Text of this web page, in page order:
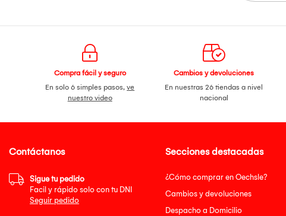
Compra fácil y seguro
En solo 6 simples pasos,ve
nuestro video
Cambios y devoluciones
En nuestras 26 tiendas a nivel
nacional
Secciones destacadas
¿Cómo comprar en Oechsle?
Cambios y devoluciones
Despacho a Domicilio
Contáctanos
Sigue tu pedido
Facil y rápido solo con tu DNI
Seguir pedido